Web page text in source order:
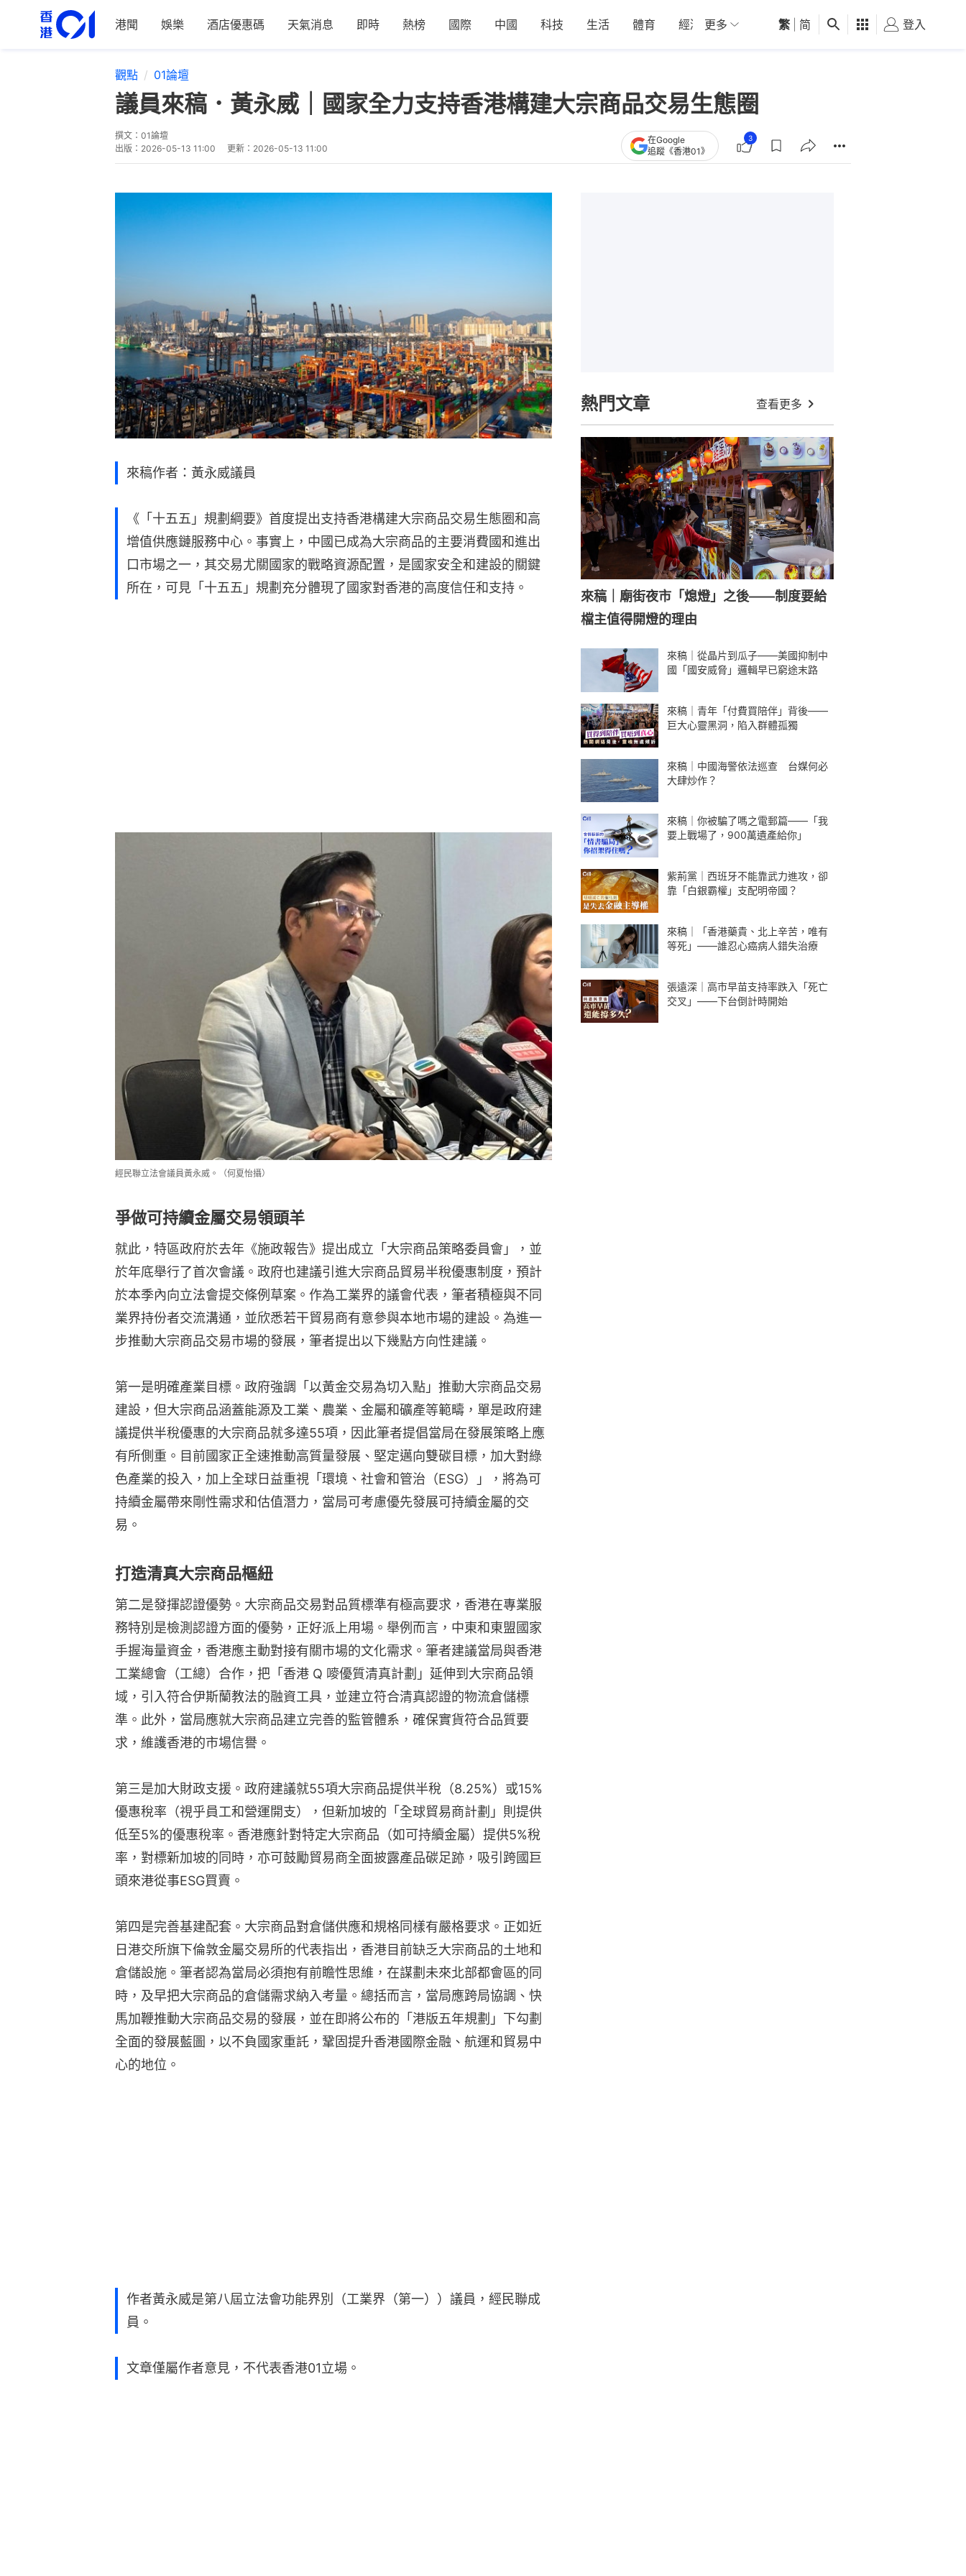
港聞 娛樂 酒店優惠碼 天氣消息 即時 熱榜 國際 中國 科技 生活 體育 經濟 01深圳 觀點 健康 好食玩飛
更多 繁 简 登入
觀點 01論壇
議員來稿．黃永威｜國家全力支持香港構建大宗商品交易生態圈
撰文： 01論壇
出版： 2026-05-13 11:00 更新： 2026-05-13 11:00
在Google
追蹤《香港01》
3
來稿作者：黃永威議員
《「十五五」規劃綱要》首度提出支持香港構建大宗商品交易生態圈和高
增值供應鏈服務中心。事實上，中國已成為大宗商品的主要消費國和進出
口市場之一，其交易尤關國家的戰略資源配置，是國家安全和建設的關鍵
所在，可見「十五五」規劃充分體現了國家對香港的高度信任和支持。
經民聯立法會議員黃永威。（何夏怡攝）
爭做可持續金屬交易領頭羊
就此，特區政府於去年《施政報告》提出成立「大宗商品策略委員會」，並
於年底舉行了首次會議。政府也建議引進大宗商品貿易半稅優惠制度，預計
於本季內向立法會提交條例草案。作為工業界的議會代表，筆者積極與不同
業界持份者交流溝通，並欣悉若干貿易商有意參與本地市場的建設。為進一
步推動大宗商品交易市場的發展，筆者提出以下幾點方向性建議。
第一是明確產業目標。政府強調「以黃金交易為切入點」推動大宗商品交易
建設，但大宗商品涵蓋能源及工業、農業、金屬和礦產等範疇，單是政府建
議提供半稅優惠的大宗商品就多達55項，因此筆者提倡當局在發展策略上應
有所側重。目前國家正全速推動高質量發展、堅定邁向雙碳目標，加大對綠
色產業的投入，加上全球日益重視「環境、社會和管治（ESG）」，將為可
持續金屬帶來剛性需求和估值潛力，當局可考慮優先發展可持續金屬的交
易。
打造清真大宗商品樞紐
第二是發揮認證優勢。大宗商品交易對品質標準有極高要求，香港在專業服
務特別是檢測認證方面的優勢，正好派上用場。舉例而言，中東和東盟國家
手握海量資金，香港應主動對接有關市場的文化需求。筆者建議當局與香港
工業總會（工總）合作，把「香港 Q 嘜優質清真計劃」延伸到大宗商品領
域，引入符合伊斯蘭教法的融資工具，並建立符合清真認證的物流倉儲標
準。此外，當局應就大宗商品建立完善的監管體系，確保實貨符合品質要
求，維護香港的市場信譽。
第三是加大財政支援。政府建議就55項大宗商品提供半稅（8.25%）或15%
優惠稅率（視乎員工和營運開支），但新加坡的「全球貿易商計劃」則提供
低至5%的優惠稅率。香港應針對特定大宗商品（如可持續金屬）提供5%稅
率，對標新加坡的同時，亦可鼓勵貿易商全面披露產品碳足跡，吸引跨國巨
頭來港從事ESG買賣。
第四是完善基建配套。大宗商品對倉儲供應和規格同樣有嚴格要求。正如近
日港交所旗下倫敦金屬交易所的代表指出，香港目前缺乏大宗商品的土地和
倉儲設施。筆者認為當局必須抱有前瞻性思維，在謀劃未來北部都會區的同
時，及早把大宗商品的倉儲需求納入考量。總括而言，當局應跨局協調、快
馬加鞭推動大宗商品交易的發展，並在即將公布的「港版五年規劃」下勾劃
全面的發展藍圖，以不負國家重託，鞏固提升香港國際金融、航運和貿易中
心的地位。
作者黃永威是第八屆立法會功能界別（工業界（第一））議員，經民聯成
員。
文章僅屬作者意見，不代表香港01立場。
熱門文章 查看更多
來稿｜廟街夜市「熄燈」之後——制度要給
檔主值得開燈的理由
來稿｜從晶片到瓜子——美國抑制中
國「國安威脅」邏輯早已窮途末路
來稿｜青年「付費買陪伴」背後——
巨大心靈黑洞，陷入群體孤獨
來稿｜中國海警依法巡查 台媒何必
大肆炒作？
來稿｜你被騙了嗎之電郵篇——「我
要上戰場了，900萬遺產給你」
紫荊黨｜西班牙不能靠武力進攻，卻
靠「白銀霸權」支配明帝國？
來稿｜「香港藥貴、北上辛苦，唯有
等死」——誰忍心癌病人錯失治療
張遠深｜高市早苗支持率跌入「死亡
交叉」——下台倒計時開始